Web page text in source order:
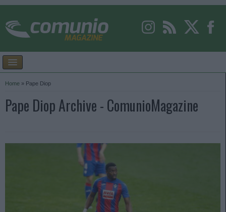
Home » Pape Diop
Pape Diop Archive - ComunioMagazine